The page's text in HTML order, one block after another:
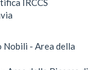
IRCCS
Nobili - Area della